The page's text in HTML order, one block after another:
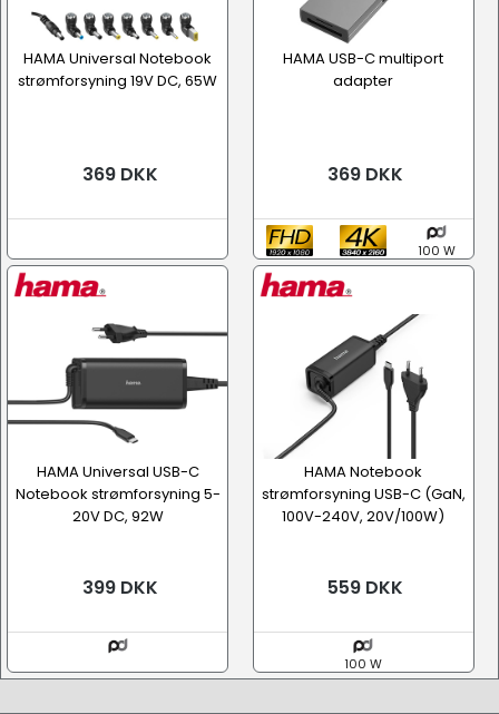
HAMA Universal Notebook
strømforsyning 19V DC, 65W
369 DKK
HAMA USB-C multiport
adapter
369 DKK
100 W
HAMA Universal USB-C
Notebook strømforsyning 5-
20V DC, 92W
399 DKK
HAMA Notebook
strømforsyning USB-C (GaN,
100V-240V, 20V/100W)
559 DKK
100 W